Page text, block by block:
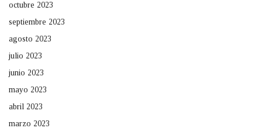
octubre 2023
septiembre 2023
agosto 2023
julio 2023
junio 2023
mayo 2023
abril 2023
marzo 2023